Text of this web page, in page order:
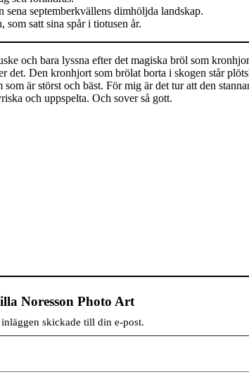
sena septemberkvällens dimhöljda landskap.
satt sina spår i tiotusen år.
och bara lyssna efter det magiska bröl som
Den kronhjort som brölat borta i skogen står
är störst och bäst. För mig är det tur att den
och uppspelta. Och sover så gott.
Noresson Photo Art
skickade till din e-post.